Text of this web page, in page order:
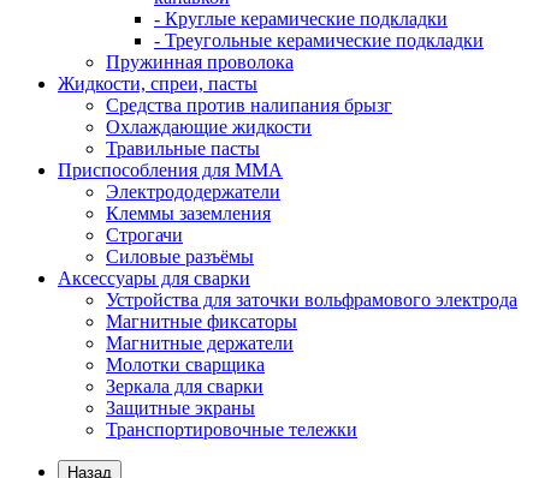
- Круглые керамические подкладки
- Треугольные керамические подкладки
Пружинная проволока
Жидкости, спреи, пасты
Средства против налипания брызг
Охлаждающие жидкости
Травильные пасты
Приспособления для ММА
Электрододержатели
Клеммы заземления
Строгачи
Силовые разъёмы
Аксессуары для сварки
Устройства для заточки вольфрамового электрода
Магнитные фиксаторы
Магнитные держатели
Молотки сварщика
Зеркала для сварки
Защитные экраны
Транспортировочные тележки
Назад